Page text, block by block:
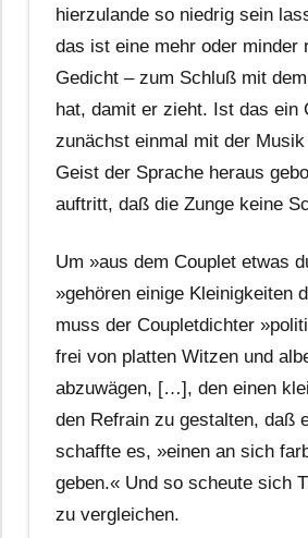
hierzulande so niedrig sein
das ist eine mehr oder minder
Gedicht – zum Schluß mit
hat, damit er zieht. Ist das ein
zunächst einmal mit der
Geist der Sprache heraus
auftritt, daß die Zunge keine
Um »aus dem Couplet etwas
»gehören einige Kleinigkeiten
muss der Coupletdichter
frei von platten Witzen und
abzuwägen, […], den einen
den Refrain zu gestalten, daß
schaffte es, »einen an sich
geben.« Und so scheute sich
zu vergleichen.